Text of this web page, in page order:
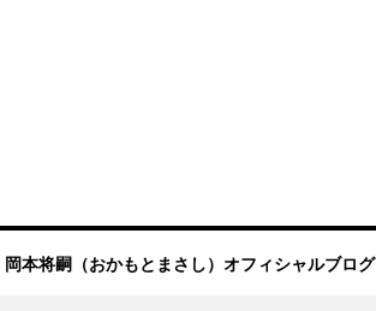
本将嗣（おかもとまさし）オフィシャルブログ